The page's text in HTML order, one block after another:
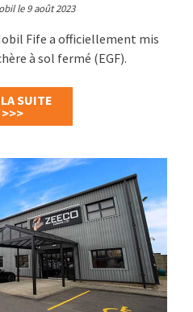
le 9 août 2023
Fife a officiellement mis
à sol fermé (EGF).
SUITE
>>>